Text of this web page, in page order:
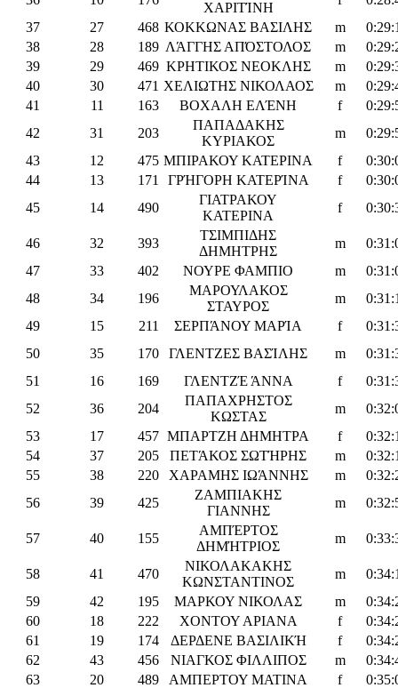
ΧΑΡΙΤΊΝΗ
37
27 468 ΚΟΚΚΩΝΑΣ ΒΑΣΙΛΗΣ m
38
28 189 ΛΆΓΓΗΣ ΑΠΌΣΤΟΛΟΣ m
39
29 469 ΚΡΗΤΙΚΟΣ ΝΕΟΚΛΗΣ m
40
30 471 ΧΕΛΙΩΤΗΣ ΝΙΚΟΛΑΟΣ m
41
11 163 ΒΟΧΑΛΗ ΕΛΈΝΗ f
42
31 203
ΠΑΠΑΔΑΚΗΣ
ΚΥΡΙΑΚΟΣ
m
43
12 475 ΜΠΙΡΑΚΟΥ ΚΑΤΕΡΙΝΑ f
44
13 171 ΓΡΉΓΟΡΗ ΚΑΤΕΡΊΝΑ f
45
14 490
ΓΙΑΤΡΑΚΟΥ
ΚΑΤΕΡΙΝΑ
f
46 32 393
ΤΣΙΜΠΙΔΗΣ
ΔΗΜΗΤΡΗΣ
m
47
33 402 ΝΟΥΡΕ ΦΑΜΠΙΟ m
48
34 196
ΜΑΡΟΥΛΑΚΟΣ
ΣΤΑΥΡΟΣ
m
49
15 211 ΣΕΡΠΆΝΟΥ ΜΑΡΊΑ f
50
35 170 ΓΛΕΝΤΖΕΣ ΒΑΣΊΛΗΣ m
51
16 169 ΓΛΕΝΤΖΈ ΆΝΝΑ f
52
36 204
ΠΑΠΑΧΡΗΣΤΟΣ
ΚΩΣΤΑΣ
m
53
17 457 ΜΠΑΡΤΖΗ ΔΗΜΗΤΡΑ f
54
37 205 ΠΕΤΆΚΟΣ ΣΩΤΉΡΗΣ m
55
38 220 ΧΑΡΑΜΗΣ ΙΩΆΝΝΗΣ m
56
39 425
ΖΑΜΠΙΑΚΗΣ
ΓΙΑΝΝΗΣ
m
57 40 155
ΑΜΠΈΡΤΟΣ
ΔΗΜΉΤΡΙΟΣ
m
58 41 470
ΝΙΚΟΛΑΚΑΚΗΣ
ΚΩΝΣΤΑΝΤΙΝΟΣ
m
59
42 195 ΜΑΡΚΟΥ ΝΙΚΟΛΑΣ m
60
18 222 ΧΟΝΤΟΥ ΑΡΙΑΝΑ f
61
19 174 ΔΕΡΔΕΝΕ ΒΑΣΙΛΙΚΉ f
62
43 456 ΝΙΑΓΚΟΣ ΦΙΛΛΙΠΟΣ m
63
20 489 ΑΜΠΕΡΤΟΥ ΜΑΤΙΝΑ f